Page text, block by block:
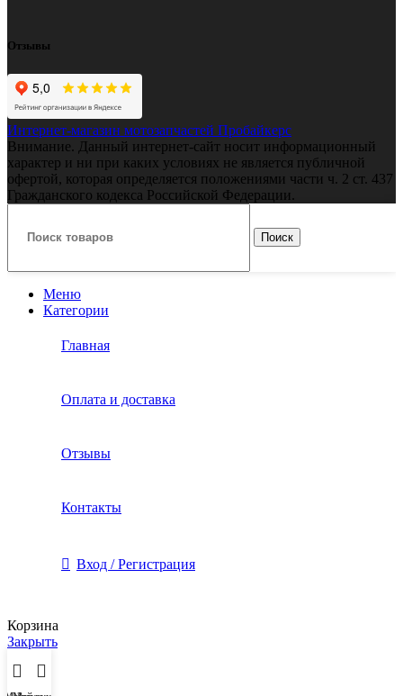
Отзывы
Интернет-магазин мотозапчастей Пробайкерс
Внимание. Данный интернет-сайт носит информационный
характер и ни при каких условиях не является публичной
офертой, которая определяется положениями части ч. 2 ст. 437
Гражданского кодекса Российской Федерации.
Поиск
Меню
Категории
Главная
Оплата и доставка
Отзывы
Контакты
Вход / Регистрация
Корзина
Закрыть